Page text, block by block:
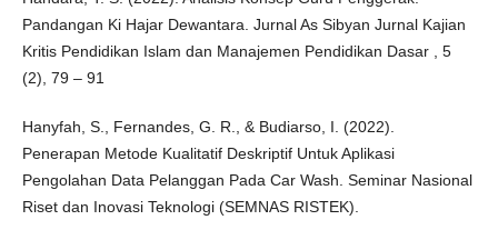
Pandangan Ki Hajar Dewantara. Jurnal As Sibyan Jurnal Kajian
Kritis Pendidikan Islam dan Manajemen Pendidikan Dasar , 5
(2), 79 – 91
Hanyfah, S., Fernandes, G. R., & Budiarso, I. (2022).
Penerapan Metode Kualitatif Deskriptif Untuk Aplikasi
Pengolahan Data Pelanggan Pada Car Wash. Seminar Nasional
Riset dan Inovasi Teknologi (SEMNAS RISTEK).